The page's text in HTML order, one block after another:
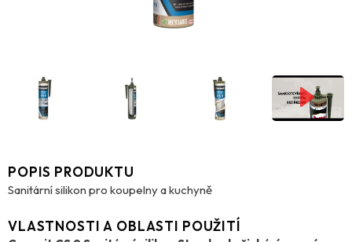
POPIS PRODUKTU
Sanitární silikon pro koupelny a kuchyně
VLASTNOSTI A OBLASTI POUŽITÍ